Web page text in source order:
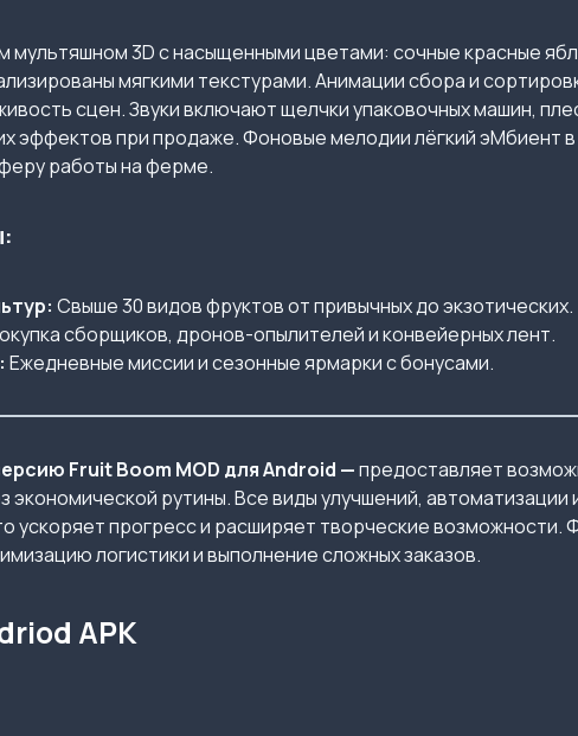
мультяшном 3D с насыщенными цветами: сочные красные
мягкими текстурами. Анимации сбора и
сцен. Звуки включают щелчки упаковочных машин,
эффектов при продаже. Фоновые мелодии лёгкий эМбиент
работы на ферме.
Свыше 30 видов фруктов от привычных до экзотических.
сборщиков, дронов-опылителей и конвейерных лент.
Ежедневные миссии и сезонные ярмарки с бонусами.
Fruit Boom MOD для Android —предоставляет
рутины. Все виды улучшений, автоматизации
ускоряет прогресс и расширяет творческие возможности.
логистики и выполнение сложных заказов.
APK